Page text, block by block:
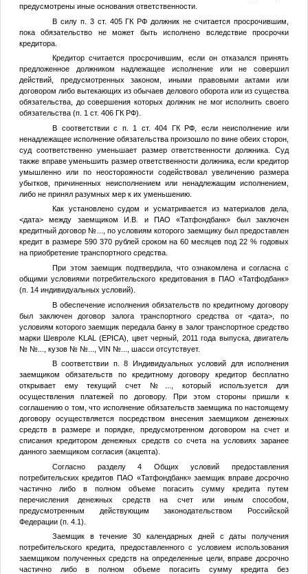
предусмотрены иные основания ответственности.
В силу п. 3 ст. 405 ГК РФ должник не считается просрочившим,
пока обязательство не может быть исполнено вследствие просрочки
кредитора.
Кредитор считается просрочившим, если он отказался принять
предложенное должником надлежащее исполнение или не совершил
действий, предусмотренных законом, иными правовыми актами или
договором либо вытекающих из обычаев делового оборота или из существа
обязательства, до совершения которых должник не мог исполнить своего
обязательства (п. 1 ст. 406 ГК РФ).
В соответствии с п. 1 ст. 404 ГК РФ, если неисполнение или
ненадлежащее исполнение обязательства произошло по вине обеих сторон,
суд соответственно уменьшает размер ответственности должника. Суд
также вправе уменьшить размер ответственности должника, если кредитор
умышленно или по неосторожности содействовал увеличению размера
убытков, причиненных неисполнением или ненадлежащим исполнением,
либо не принял разумных мер к их уменьшению.
Как установлено судом и усматривается из материалов дела,
<дата>между заемщиком И.В.
и ПАО «Татфондбанк» был заключен
кредитный договор №...
, по условиям которого заемщику был предоставлен
кредит в размере 590 370 рублей сроком на 60 месяцев под 22 % годовых
на приобретение транспортного средства.
При этом заемщик подтвердила, что ознакомлена и согласна с
общими условиями потребительского кредитования в ПАО «Татфодбанк»
(п. 14 индивидуальных условий).
В обеспечение исполнения обязательств по кредитному договору
был заключен договор залога транспортного средства от<дата> , по
условиям которого заемщик передала банку в залог транспортное средство
марки Шевроле KLAL (EPICA), цвет черный, 2011 года выпуска, двигатель
№ №... , кузов № №... , VIN №...
, шасси отсутствует.
В соответствии п. 8 Индивидуальных условий для исполнения
заемщиком обязательств по кредитному договору кредитор бесплатно
открывает ему текущий счет №...
, который используется для
осуществления платежей по договору. При этом стороны пришли к
соглашению о том, что исполнение обязательств заемщика по настоящему
договору осуществляется посредством внесения заемщиком денежных
средств в размере и порядке, предусмотренном договором на счет и
списания кредитором денежных средств со счета на условиях заранее
данного заемщиком согласия (акцепта).
Согласно разделу 4 Общих условий предоставления
потребительских кредитов ПАО «Татфондбанк» заемщик вправе досрочно
частично либо в полном объеме погасить сумму кредита путем
перечисления денежных средств на счет или иным способом,
предусмотренным действующим законодательством Российской
Федерации (п. 4.1).
Заемщик в течение 30 календарных дней с даты получения
потребительского кредита, предоставленного с условием использования
заемщиком полученных средств на определенные цели, вправе досрочно
частично либо в полном объеме погасить сумму кредита без